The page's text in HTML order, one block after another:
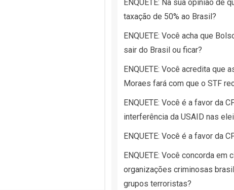
ENQUETE: Na sua opinião de
taxação de 50% ao Brasil?
ENQUETE: Você acha que
sair do Brasil ou ficar?
ENQUETE: Você acredita que
Moraes fará com que o STF
ENQUETE: Você é a favor da
interferência da USAID nas
ENQUETE: Você é a favor da
ENQUETE: Você concorda em
organizações criminosas
grupos terroristas?